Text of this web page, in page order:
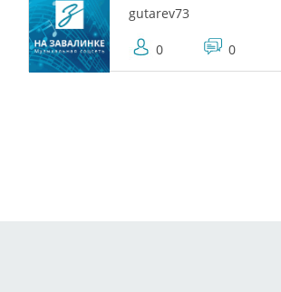
gutarev73
0 0